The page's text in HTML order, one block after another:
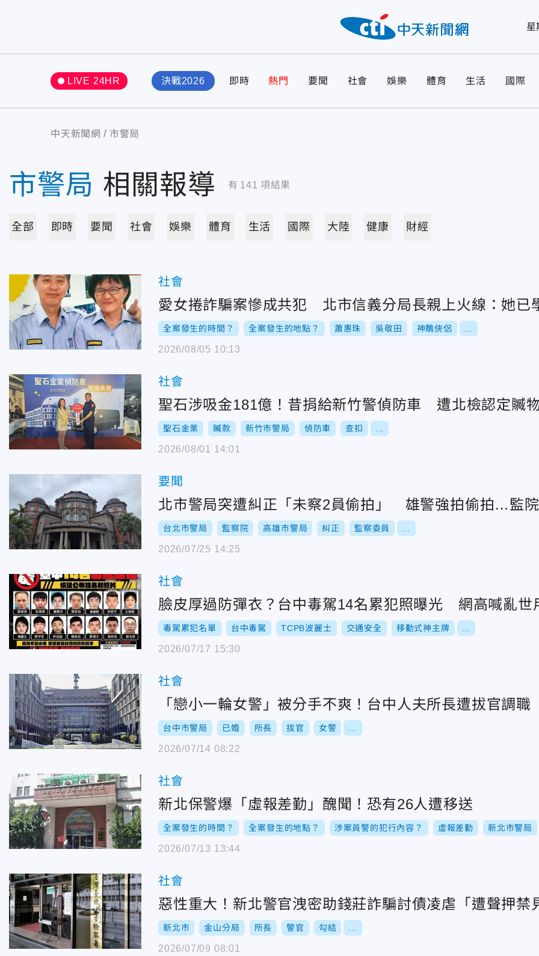
星
LIVE 24HR 決戰2026 即時 熱門 要聞 社會 娛樂 體育 生活 國際
中天新聞網 市警局
市警局 相關報導 有 141 項結果
全部 即時 要聞 社會 娛樂 體育 生活 國際 大陸 健康 財經
社會
愛女捲詐騙案慘成共犯 北市信義分局長親上火線：她已
全案發生的時間？ 全案發生的地點？ 蕭惠珠 吳敬田 神鵰俠侶
2026/08/05 10:13
社會
聖石涉吸金181億！昔捐給新竹警偵防車 遭北檢認定贓
聖石金業 贓款 新竹市警局 偵防車 查扣
2026/08/01 14:01
要聞
北市警局突遭糾正「未察2員偷拍」 雄警強拍偷拍…監
台北市警局 監察院 高雄市警局 糾正 監察委員
2026/07/25 14:25
社會
臉皮厚過防彈衣？台中毒駕14名累犯照曝光 網高喊亂世
毒駕累犯名單 台中毒駕 TCPB波麗士 交通安全 移動式神主牌
2026/07/17 15:30
社會
「戀小一輪女警」被分手不爽！台中人夫所長遭拔官調職
台中市警局 已婚 所長 拔官 女警
2026/07/14 08:22
社會
新北保警爆「虛報差勤」醜聞！恐有26人遭移送
全案發生的時間？ 全案發生的地點？ 涉案員警的犯行內容？ 虛報差勤 新北市警局
2026/07/13 13:44
社會
惡性重大！新北警官洩密助錢莊詐騙討債凌虐「遭聲押禁
新北市 金山分局 所長 警官 勾結
2026/07/09 08:01